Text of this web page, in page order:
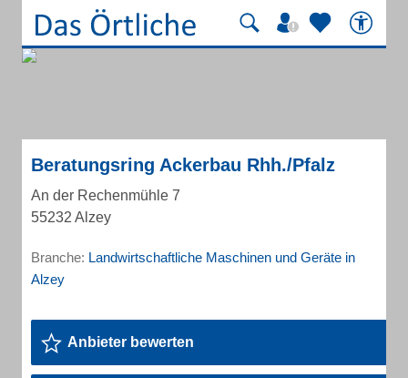
Beratungsring Ackerbau Rhh./Pfalz
An der Rechenmühle 7
55232 Alzey
Branche: Landwirtschaftliche Maschinen und Geräte in
Alzey
Anbieter bewerten